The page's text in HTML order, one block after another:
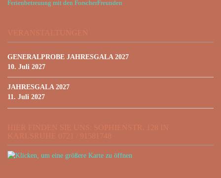
Ferienbetreuung mit den ForscherFreunden
VERANSTALTUNGEN
GENERALPROBE JAHRESGALA 2027
10. Juli 2027
JAHRESGALA 2027
11. Juli 2027
HIER FINDEN SIE UNS: SOPHIENSTR. 128 IN
KARLSRUHE 0721 / 91581748